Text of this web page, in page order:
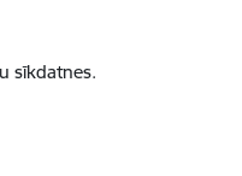
sīkdatnes.